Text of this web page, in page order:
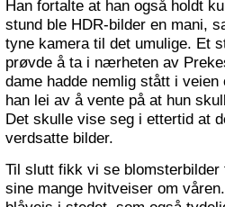
Han fortalte at han også holdt
stund ble HDR-bilder en mani,
tyne kamera til det umulige. Et
prøvde å ta i nærheten av
dame hadde nemlig stått i
han lei av å vente på at hun
Det skulle vise seg i ettertid at
verdsatte bilder.
Til slutt fikk vi se
sine mange hvitveiser om